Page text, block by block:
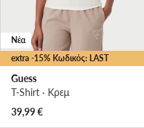
extra -15% Κωδικός: LAST
Νέα
Guess
T-Shirt · Κρεμ
39,99€